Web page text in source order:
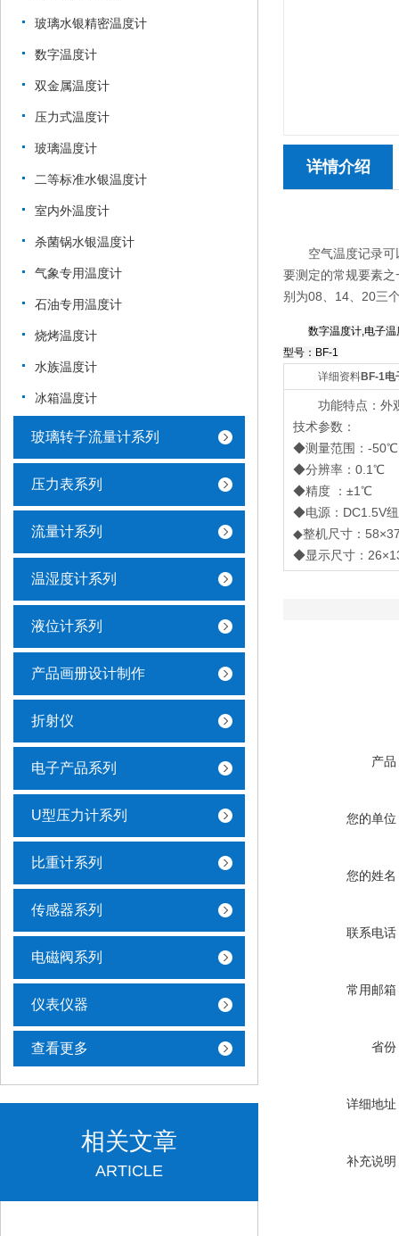
玻璃水银精密温度计
数字温度计
双金属温度计
压力式温度计
玻璃温度计
二等标准水银温度计
室内外温度计
杀菌锅水银温度计
气象专用温度计
石油专用温度计
烧烤温度计
水族温度计
冰箱温度计
玻璃转子流量计系列
压力表系列
流量计系列
温湿度计系列
液位计系列
产品画册设计制作
折射仪
电子产品系列
U型压力计系列
比重计系列
传感器系列
电磁阀系列
仪表仪器
查看更多
相关文章
ARTICLE
详情介绍
空气温度记录
要测定的常规要素
别为08、14、20三
数字温度计,电子温
型号：BF-1
详细资料BF-1电
功能特点：外
技术参数：
◆测量范围：-
◆分辨率：0.1℃
◆精度 ：±1℃
◆电源：DC1.5V
◆整机尺寸：
◆显示尺寸：
产品
您的单位
您的姓名
联系电话
常用邮箱
省份
详细地址
补充说明